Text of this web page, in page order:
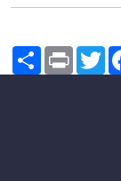
Share PrintTwitter